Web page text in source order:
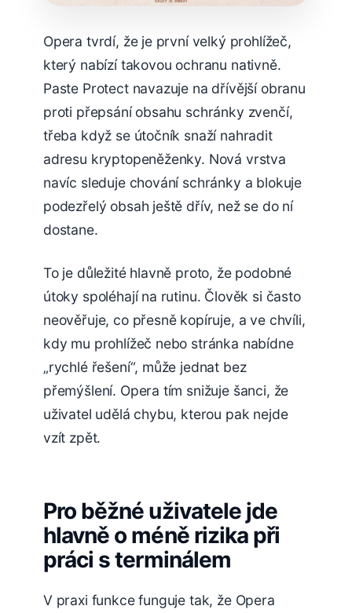
Opera tvrdí, že je první velký prohlížeč,
který nabízí takovou ochranu nativně.
Paste Protect navazuje na dřívější obranu
proti přepsání obsahu schránky zvenčí,
třeba když se útočník snaží nahradit
adresu kryptopeněženky. Nová vrstva
navíc sleduje chování schránky a blokuje
podezřelý obsah ještě dřív, než se do ní
dostane.
To je důležité hlavně proto, že podobné
útoky spoléhají na rutinu. Člověk si často
neověřuje, co přesně kopíruje, a ve chvíli,
kdy mu prohlížeč nebo stránka nabídne
„rychlé řešení“, může jednat bez
přemýšlení. Opera tím snižuje šanci, že
uživatel udělá chybu, kterou pak nejde
vzít zpět.
Pro běžné uživatele jde
hlavně o méně rizika při
práci s terminálem
V praxi funkce funguje tak, že Opera